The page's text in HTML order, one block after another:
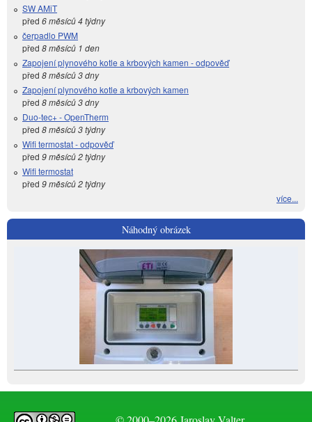
SW AMiT
před 6 měsíců 4 týdny
čerpadlo PWM
před 8 měsíců 1 den
Zapojení plynového kotle a krbových kamen - odpověď
před 8 měsíců 3 dny
Zapojení plynového kotle a krbových kamen
před 8 měsíců 3 dny
Duo-tec+ - OpenTherm
před 8 měsíců 3 týdny
Wifi termostat - odpověď
před 9 měsíců 2 týdny
Wifi termostat
před 9 měsíců 2 týdny
více...
Náhodný obrázek